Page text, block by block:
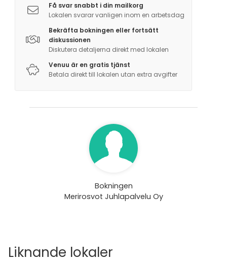
Få svar snabbt i din mailkorg
Lokalen svarar vanligen inom en arbetsdag
Bekräfta bokningen eller fortsätt
diskussionen
Diskutera detaljerna direkt med lokalen
Venuu är en gratis tjänst
Betala direkt till lokalen utan extra avgifter
Bokningen
Merirosvot Juhlapalvelu Oy
Liknande lokaler